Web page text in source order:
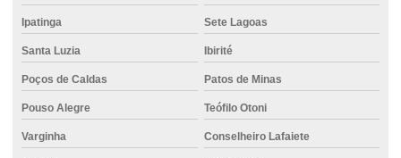
Caminhão de concreto usinado
Cimento para alvenaria
Cimento para argamassa
Cimento em belo horizonte
Ipatinga Sete Lagoas
Santa Luzia Ibirité
Poços de Caldas Patos de Minas
Pouso Alegre Teófilo Otoni
Varginha Conselheiro Lafaiete